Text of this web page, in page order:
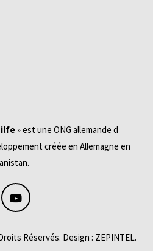
» est une ONG allemande d
créée en Allemagne en
Réservés. Design : ZEPINTEL.